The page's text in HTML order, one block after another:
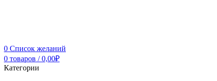
0 Список желаний
0 товаров / 0,00₽
Категории